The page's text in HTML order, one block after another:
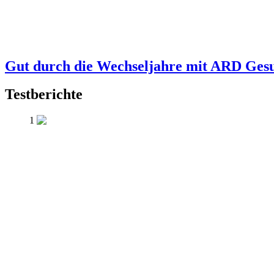
Gut durch die Wechseljahre mit ARD
Testberichte
1